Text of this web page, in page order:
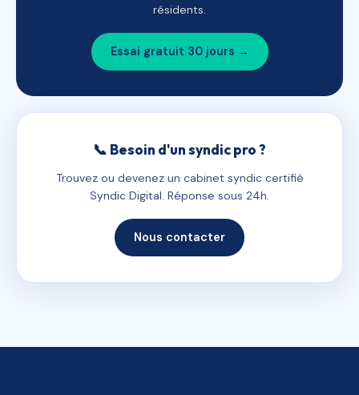
résidents.
Essai gratuit 30 jours →
📞 Besoin d'un syndic pro ?
Trouvez ou devenez un cabinet syndic certifié
Syndic Digital. Réponse sous 24h.
Nous contacter